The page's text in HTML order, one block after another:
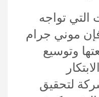
التي تواجه
موني جرام
وتوسيع
لتحقيق